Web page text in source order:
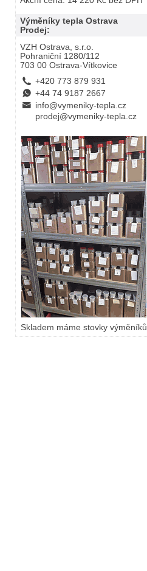
Výměníky tepla Ostrava
Prodej:
VZH Ostrava, s.r.o.
Pohraniční 1280/112
703 00 Ostrava-Vítkovice
L +420 773 879 931
E +44 74 9187 2667
B info@vymeniky-tepla.cz
prodej@vymeniky-tepla.cz
Skladem máme stovky výměníků